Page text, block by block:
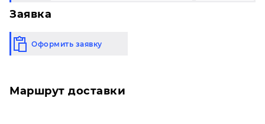
Заявка
Оформить заявку
Маршрут доставки